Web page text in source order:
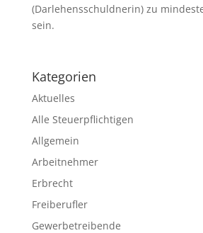
(Darlehensschuldnerin) zu
sein.
Kategorien
Aktuelles
Alle Steuerpflichtigen
Allgemein
Arbeitnehmer
Erbrecht
Freiberufler
Gewerbetreibende